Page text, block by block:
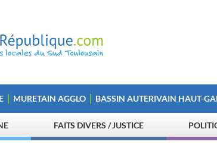
MURETAIN AGGLO BASSIN AUTERIVAIN HAUT-
FAITS DIVERS / JUSTICE